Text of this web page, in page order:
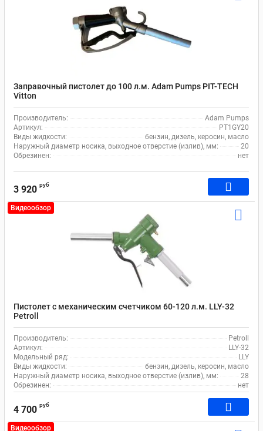
Заправочный пистолет до 100 л.м. Adam Pumps PIT-TECH
Vitton
Производитель:
Adam Pumps
Артикул:
PT1GY20
Виды жидкости:
бензин, дизель, керосин, масло
Наружный диаметр носика, выходное отверстие (излив), мм:
20
Обрезинен:
нет
3 920 руб
Видеообзор
Пистолет с механическим счетчиком 60-120 л.м. LLY-32
Petroll
Производитель:
Petroll
Артикул:
LLY-32
Модельный ряд:
LLY
Виды жидкости:
бензин, дизель, керосин, масло
Наружный диаметр носика, выходное отверстие (излив), мм:
28
Обрезинен:
нет
4 700 руб
Видеообзор